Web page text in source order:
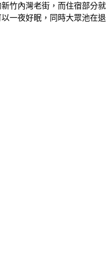
竹內灣老街，而住宿部分就
一夜好眠，同時大眾池在退